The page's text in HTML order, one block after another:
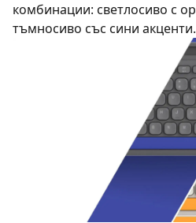
комбинации: светлосиво с
тъмносиво със сини акценти.